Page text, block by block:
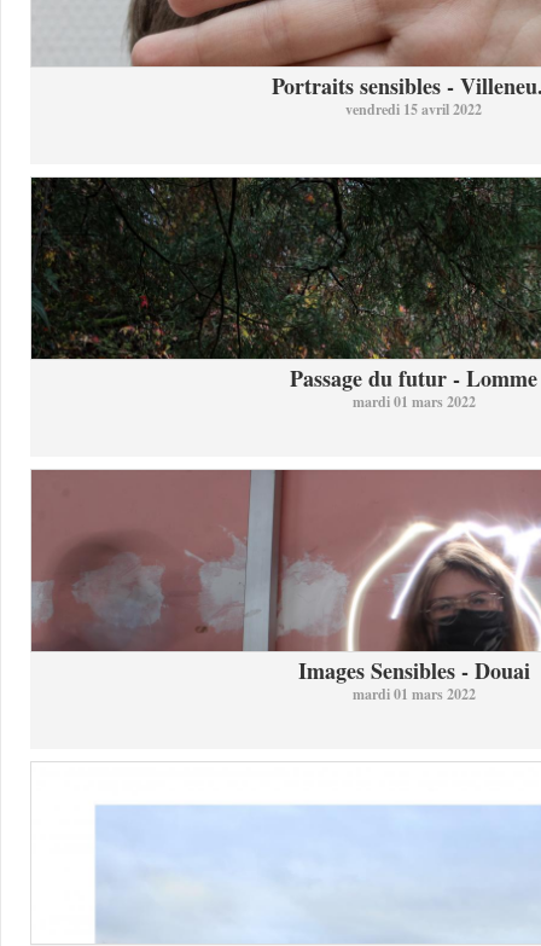
Portraits sensibles -
vendredi 15 avril 2022
Passage du futur - Lomme
mardi 01 mars 2022
Images Sensibles - Douai
mardi 01 mars 2022